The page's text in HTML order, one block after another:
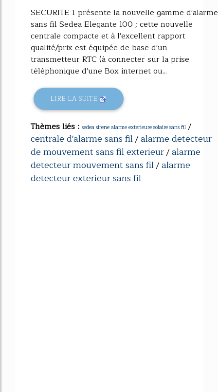
SECURITE 1 présente la nouvelle gamme d'alarme
sans fil Sedea Elegante 100 ; cette nouvelle
centrale compacte et à l'excellent rapport
qualité/prix est équipée de base d'un
transmetteur RTC (à connecter sur la prise
téléphonique d'une Box internet ou...
LIRE LA SUITE
Thèmes liés : sedea sirene alarme exterieure solaire sans fil /
centrale d'alarme sans fil/alarme detecteur
de mouvement sans fil exterieur/alarme
detecteur mouvement sans fil/alarme
detecteur exterieur sans fil